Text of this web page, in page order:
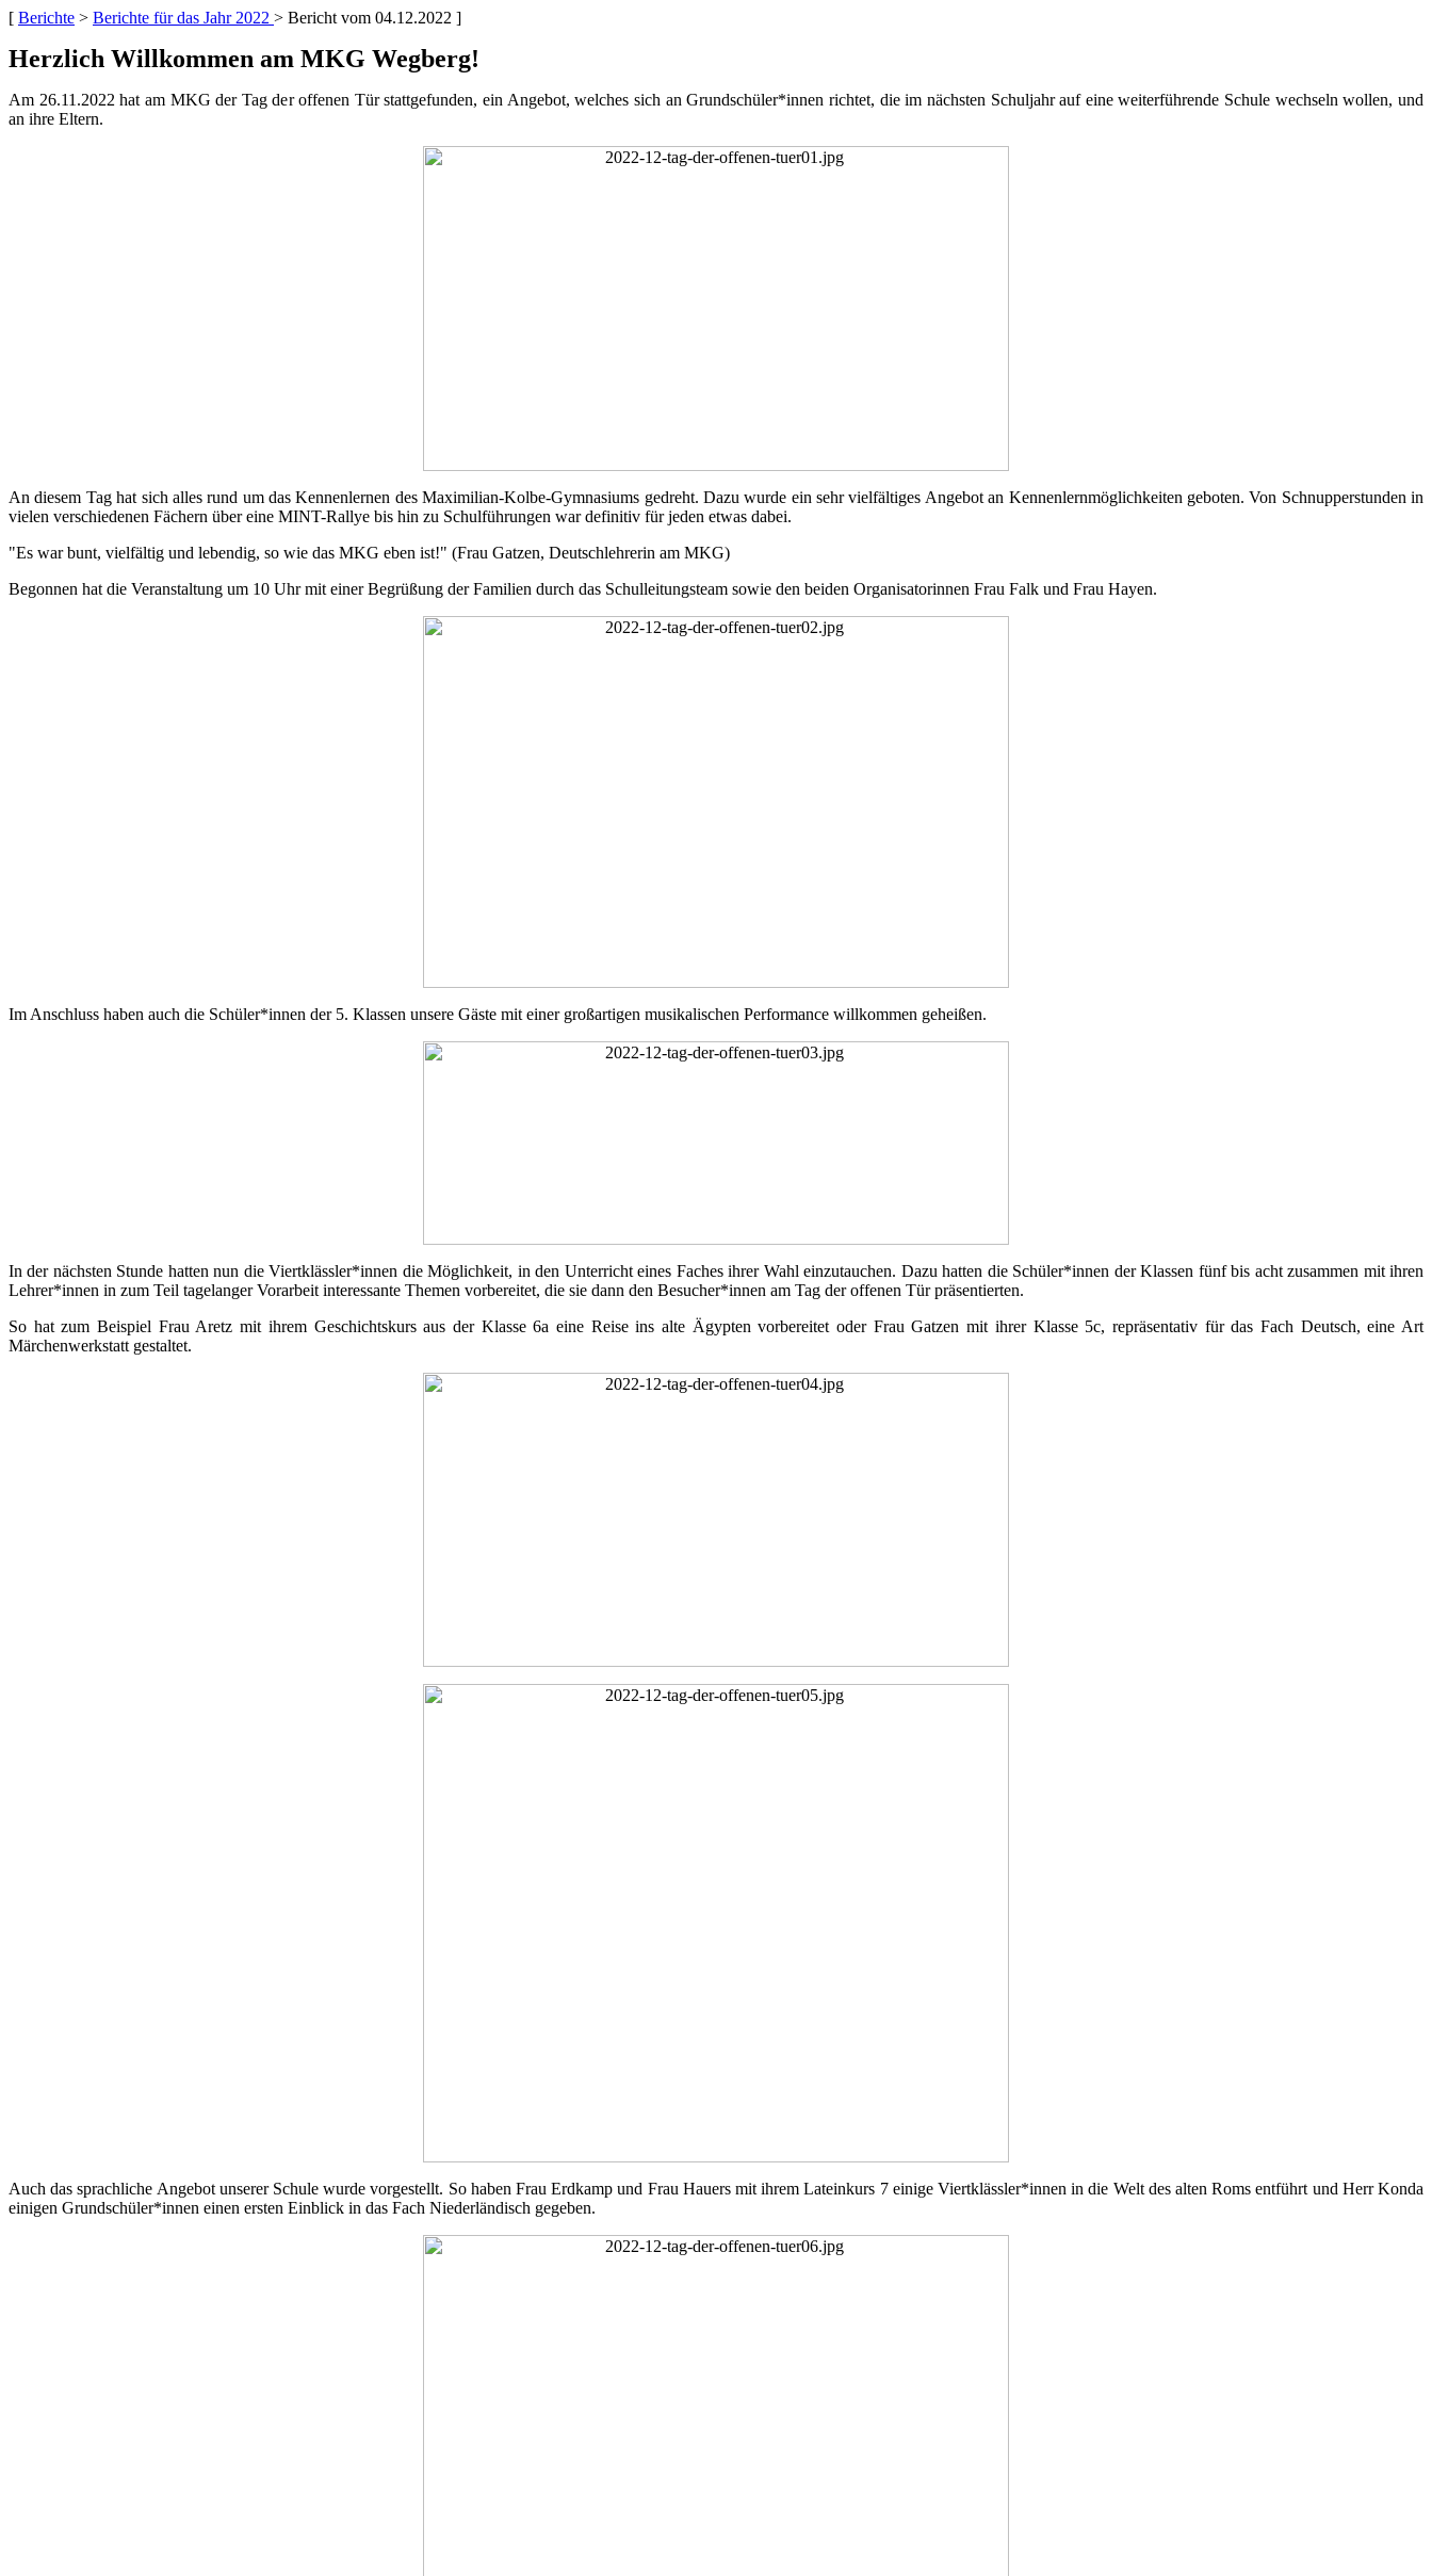
[ Berichte > Berichte für das Jahr 2022 > Bericht vom 04.12.2022 ]
Herzlich Willkommen am MKG Wegberg!
Am 26.11.2022 hat am MKG der Tag der offenen Tür stattgefunden, ein Angebot, welches sich an Grundschüler*innen richtet, die im nächsten Schuljahr auf eine weiterführende Schule wechseln wollen, und
an ihre Eltern.
An diesem Tag hat sich alles rund um das Kennenlernen des Maximilian-Kolbe-Gymnasiums gedreht. Dazu wurde ein sehr vielfältiges Angebot an Kennenlernmöglichkeiten geboten. Von Schnupperstunden in
vielen verschiedenen Fächern über eine MINT-Rallye bis hin zu Schulführungen war definitiv für jeden etwas dabei.
"Es war bunt, vielfältig und lebendig, so wie das MKG eben ist!" (Frau Gatzen, Deutschlehrerin am MKG)
Begonnen hat die Veranstaltung um 10 Uhr mit einer Begrüßung der Familien durch das Schulleitungsteam sowie den beiden Organisatorinnen Frau Falk und Frau Hayen.
Im Anschluss haben auch die Schüler*innen der 5. Klassen unsere Gäste mit einer großartigen musikalischen Performance willkommen geheißen.
In der nächsten Stunde hatten nun die Viertklässler*innen die Möglichkeit, in den Unterricht eines Faches ihrer Wahl einzutauchen. Dazu hatten die Schüler*innen der Klassen fünf bis acht zusammen mit ihren
Lehrer*innen in zum Teil tagelanger Vorarbeit interessante Themen vorbereitet, die sie dann den Besucher*innen am Tag der offenen Tür präsentierten.
So hat zum Beispiel Frau Aretz mit ihrem Geschichtskurs aus der Klasse 6a eine Reise ins alte Ägypten vorbereitet oder Frau Gatzen mit ihrer Klasse 5c, repräsentativ für das Fach Deutsch, eine Art
Märchenwerkstatt gestaltet.
Auch das sprachliche Angebot unserer Schule wurde vorgestellt. So haben Frau Erdkamp und Frau Hauers mit ihrem Lateinkurs 7 einige Viertklässler*innen in die Welt des alten Roms entführt und Herr Konda
einigen Grundschüler*innen einen ersten Einblick in das Fach Niederländisch gegeben.